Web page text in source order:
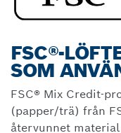
FSC®-
SOM
FSC® Mix Credit-
(papper/trä) från
återvunnet